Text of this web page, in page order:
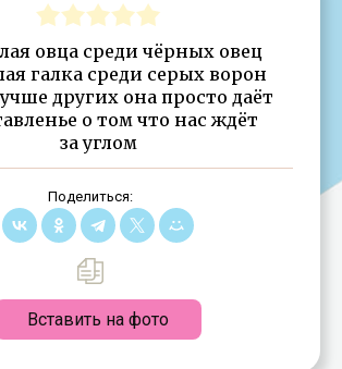
овца среди чёрных овец
галка среди серых ворон
других она просто даёт
о том что нас ждёт
за углом
Поделиться:
Вставить на фото